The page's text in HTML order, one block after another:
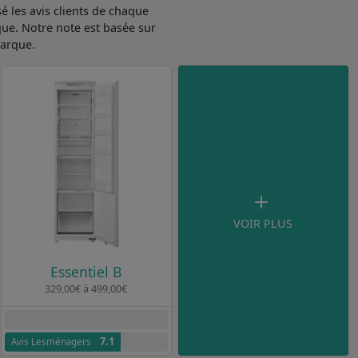
les avis clients de chaque
Notre note est basée sur
Essentiel B
329,00€ à 499,00€
Avis Lesménagers
7.1
VOIR PLUS